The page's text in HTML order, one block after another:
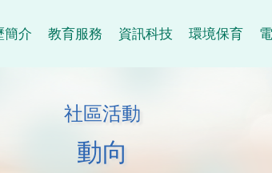
簡介 教育服務 資訊科技 環境保育
社區活動
動向